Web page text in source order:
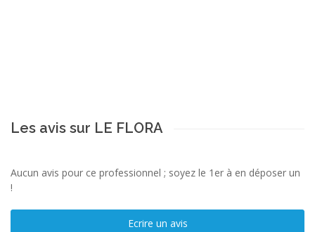
Les avis sur LE FLORA
Aucun avis pour ce professionnel ; soyez le 1er à en déposer un
!
Ecrire un avis